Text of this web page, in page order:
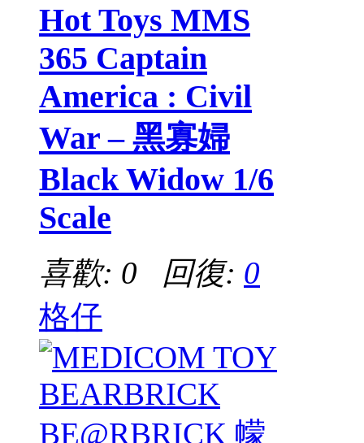
Hot Toys MMS
365 Captain
America : Civil
War – 黑寡婦
Black Widow 1/6
Scale
喜歡: 0 回復: 0
格仔